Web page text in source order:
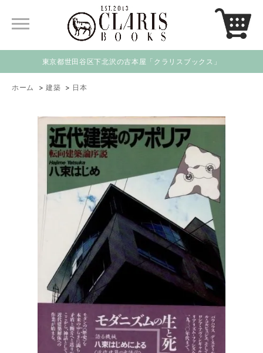
東京都世田谷区下北沢の古本屋「クラリスブックス」
ホーム > 建築 > 日本